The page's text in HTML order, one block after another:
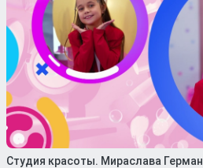
Студия красоты. Мираслава Герман